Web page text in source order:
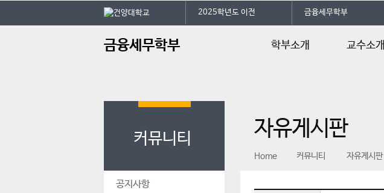
2025학년도 이전 금융세무학부
금융세무학부 학부소개
오시는길
교수소개
커뮤니티
공지사항
자유게시판
Home 커뮤니티 자유게시판